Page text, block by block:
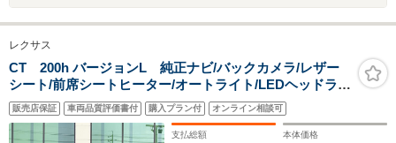
レクサス
CT 200h バージョンL 純正ナビ/バックカメラ/レザー
シート/前席シートヒーター/オートライト/LEDヘッドライ
ト/追従クルーズコントロール/パドルシフト/ビルトイン
ETC/純正アルミホイール/クリアランスソナー
販売店保証 車両品質評価書付 購入プラン付 オンライン相談可
支払総額 本体価格